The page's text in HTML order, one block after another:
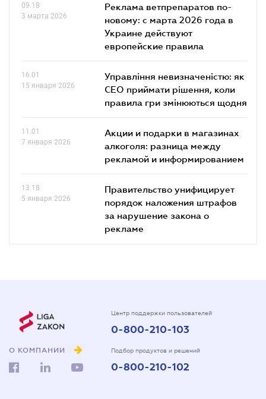
09.18
3 марта 2026
Реклама ветпрепаратов по-
новому: с марта 2026 года в
Украине действуют
европейские правила
16.01
15 января 2026
Управління невизначеністю: як
СЕО приймати рішення, коли
правила гри змінюються щодня
11.01
7 января 2026
Акции и подарки в магазинах
алкоголя: разница между
рекламой и информированием
13.18
5 января 2026
Правительство унифицирует
порядок наложения штрафов
за нарушение закона о
рекламе
О КОМПАНИИ
Центр поддержки пользователей
0-800-210-103
Подбор продуктов и решений
0-800-210-102